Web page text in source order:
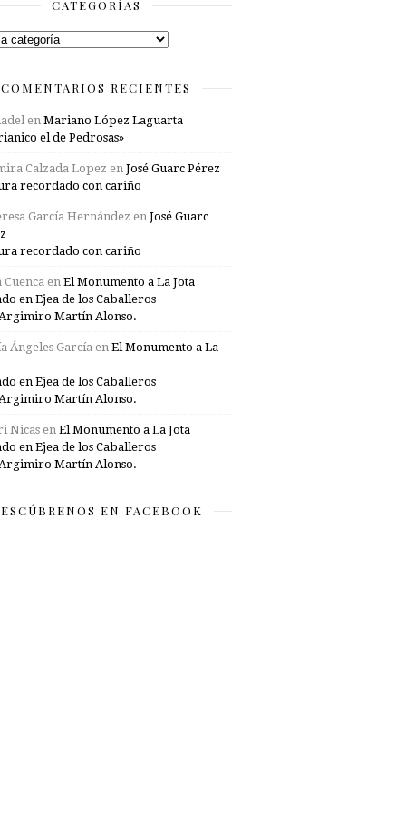
CATEGORÍAS
COMENTARIOS RECIENTES
en Mariano López Laguarta
el de Pedrosas»
Calzada Lopez en José Guarc Pérez
recordado con cariño
García Hernández en José Guarc
recordado con cariño
Cuenca en El Monumento a La Jota
en Ejea de los Caballeros
Martín Alonso.
Ángeles García en El Monumento a La
en Ejea de los Caballeros
Martín Alonso.
Nicas en El Monumento a La Jota
en Ejea de los Caballeros
Martín Alonso.
EN FACEBOOK